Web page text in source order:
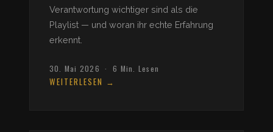
Verantwortung wichtiger sind als die
Playlist — und woran ihr echte Erfahrung
erkennt.
30. Mai 2026 · 6 Min. Lesen
WEITERLESEN →